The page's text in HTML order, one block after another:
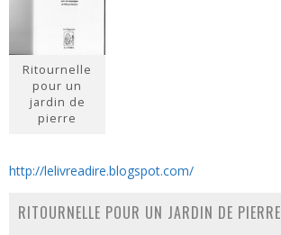
Ritournelle
pour un
jardin de
pierre
http://lelivreadire.blogspot.com/
RITOURNELLE POUR UN JARDIN DE PIERRE